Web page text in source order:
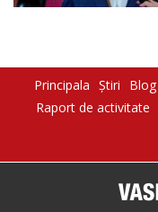
Principala Știri Blog
Raport de activitate